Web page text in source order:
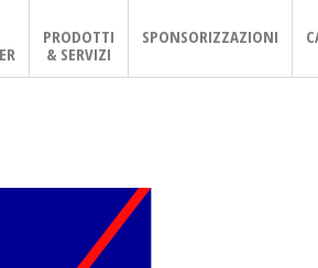
PRODOTTI
& SERVIZI
SPONSORIZZAZIONI